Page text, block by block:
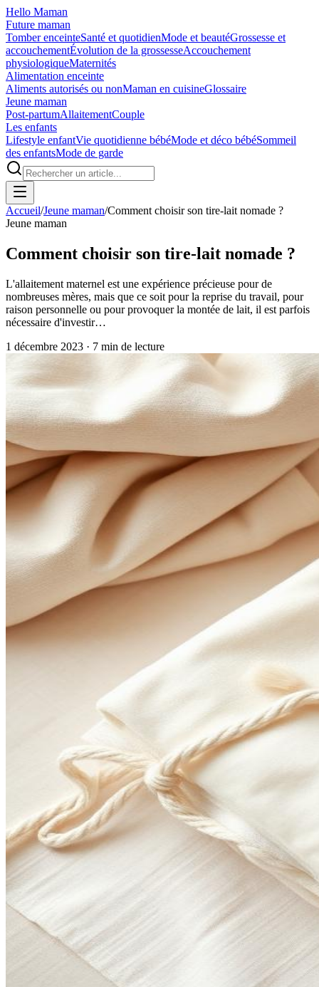
Hello Maman
Future maman
Tomber enceinteSanté et quotidienMode et beautéGrossesse et
accouchementÉvolution de la grossesseAccouchement
physiologiqueMaternités
Alimentation enceinte
Aliments autorisés ou nonMaman en cuisineGlossaire
Jeune maman
Post-partumAllaitementCouple
Les enfants
Lifestyle enfantVie quotidienne bébéMode et déco bébéSommeil
des enfantsMode de garde
Accueil/Jeune maman/Comment choisir son tire-lait nomade ?
Jeune maman
Comment choisir son tire-lait nomade ?
L'allaitement maternel est une expérience précieuse pour de
nombreuses mères, mais que ce soit pour la reprise du travail, pour
raison personnelle ou pour provoquer la montée de lait, il est parfois
nécessaire d'investir…
1 décembre 2023 · 7 min de lecture